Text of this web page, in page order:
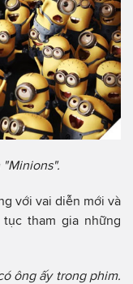
với vai diễn mới và
tham gia những
ông ấy trong phim.